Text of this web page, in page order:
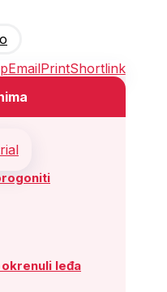
EmailPrintShortlink
leđa